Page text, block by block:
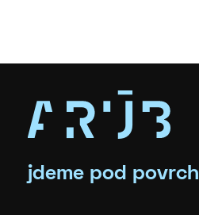
jdeme pod povrch